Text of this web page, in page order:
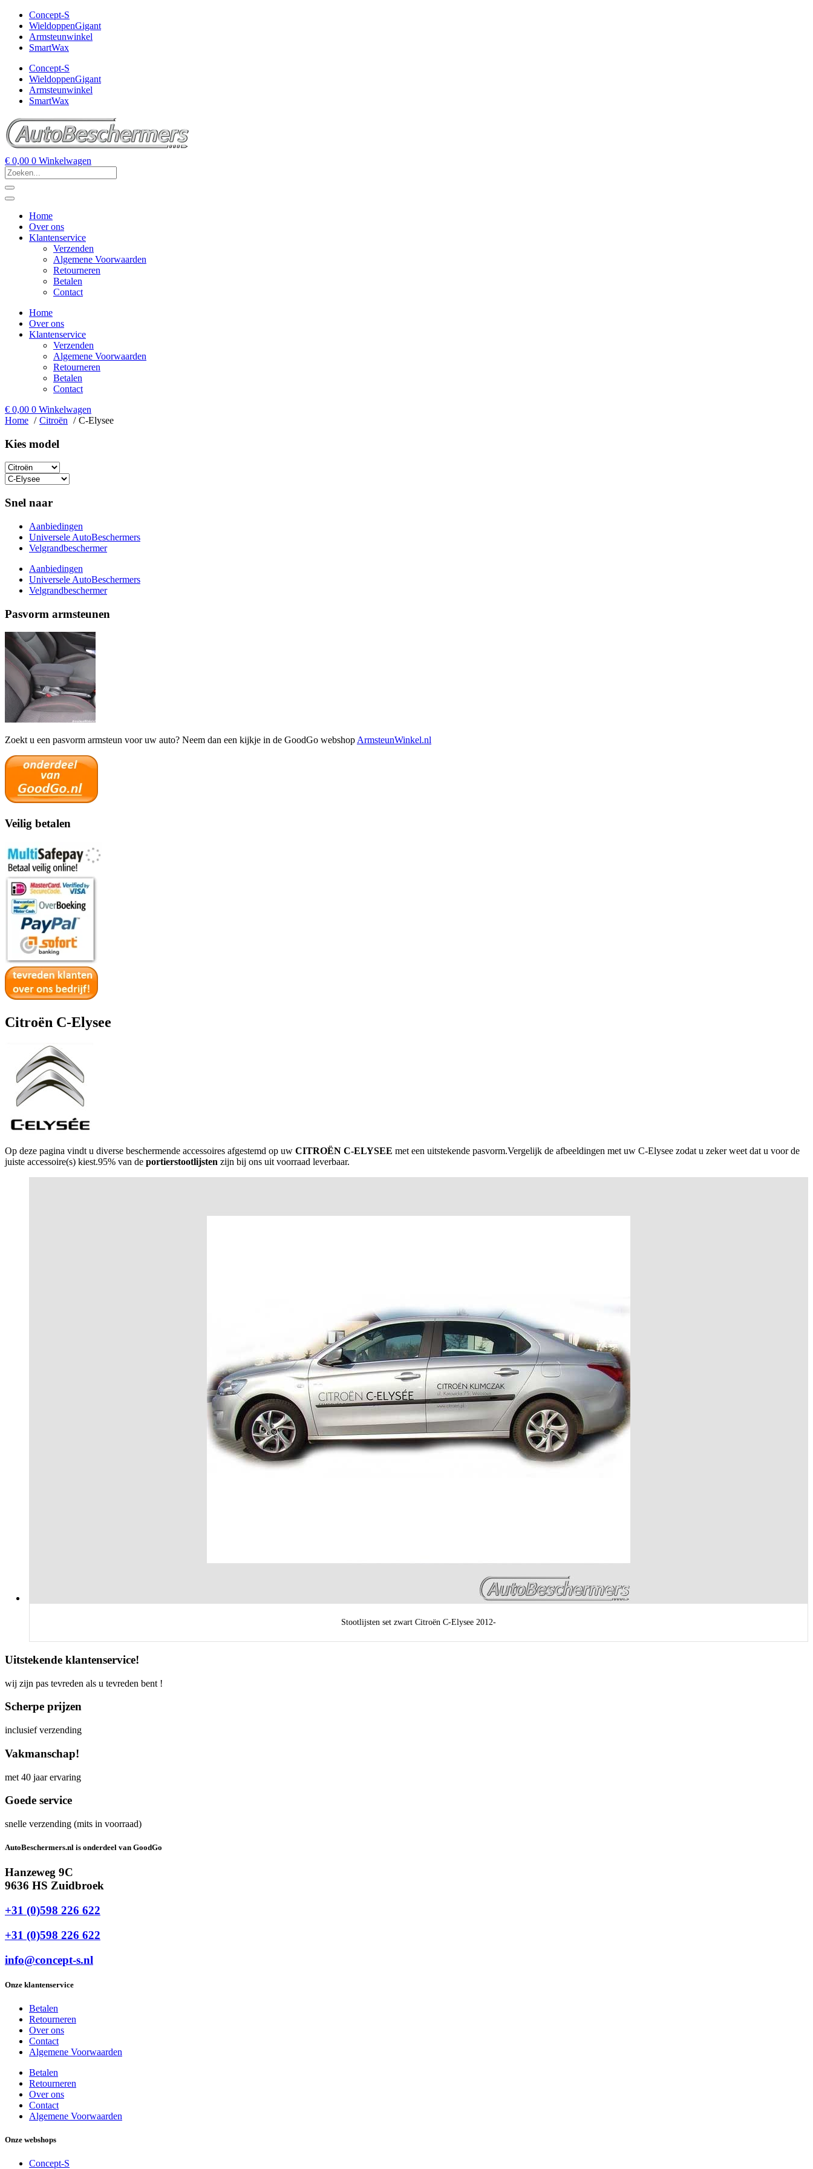
Concept-S
WieldoppenGigant
Armsteunwinkel
SmartWax
Concept-S
WieldoppenGigant
Armsteunwinkel
SmartWax
€ 0,00 0 Winkelwagen
Home
Over ons
Klantenservice
Verzenden
Algemene Voorwaarden
Retourneren
Betalen
Contact
Home
Over ons
Klantenservice
Verzenden
Algemene Voorwaarden
Retourneren
Betalen
Contact
€ 0,00 0 Winkelwagen
Home
Citroën C-Elysee
Kies model​
Snel naar
Aanbiedingen
Universele AutoBeschermers
Velgrandbeschermer
Aanbiedingen
Universele AutoBeschermers
Velgrandbeschermer
Pasvorm armsteunen
Zoekt u een pasvorm armsteun voor uw auto? Neem dan een kijkje in de GoodGo webshop ArmsteunWinkel.nl
Veilig betalen
Citroën C-Elysee
Op deze pagina vindt u diverse beschermende accessoires afgestemd op uw CITROËN C-ELYSEE met een uitstekende pasvorm.Vergelijk de afbeeldingen met uw C-Elysee zodat u zeker weet dat u voor de
juiste accessoire(s) kiest.95% van de portierstootlijsten zijn bij ons uit voorraad leverbaar.
Stootlijsten set zwart Citroën C-Elysee 2012-
Uitstekende klantenservice!
wij zijn pas tevreden als u tevreden bent !
Scherpe prijzen
inclusief verzending
Vakmanschap!
met 40 jaar ervaring
Goede service
snelle verzending (mits in voorraad)
AutoBeschermers.nl is onderdeel van GoodGo
Hanzeweg 9C
9636 HS Zuidbroek
+31 (0)598 226 622
+31 (0)598 226 622
info@concept-s.nl
Onze klantenservice
Betalen
Retourneren
Over ons
Contact
Algemene Voorwaarden
Betalen
Retourneren
Over ons
Contact
Algemene Voorwaarden
Onze webshops
Concept-S